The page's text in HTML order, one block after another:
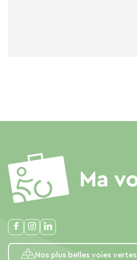
Nos plus belles voies vertes